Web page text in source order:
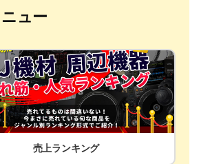
ュー
売上ランキング